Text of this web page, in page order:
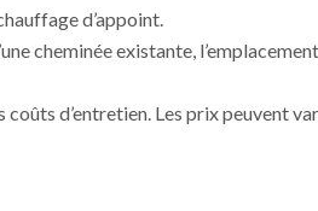
d’appoint.
cheminée existante,
d’entretien. Les prix peuvent